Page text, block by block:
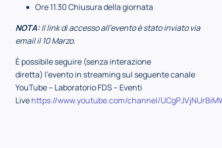
Ore 11.30 Chiusura della giornata
NOTA:Il link di accesso all'evento è stato inviato via
email il 10 Marzo.
È possibile seguire (senza interazione
diretta) l’evento in streaming sul seguente canale
YouTube – Laboratorio FDS – Eventi
Livehttps://www.youtube.com/channel/